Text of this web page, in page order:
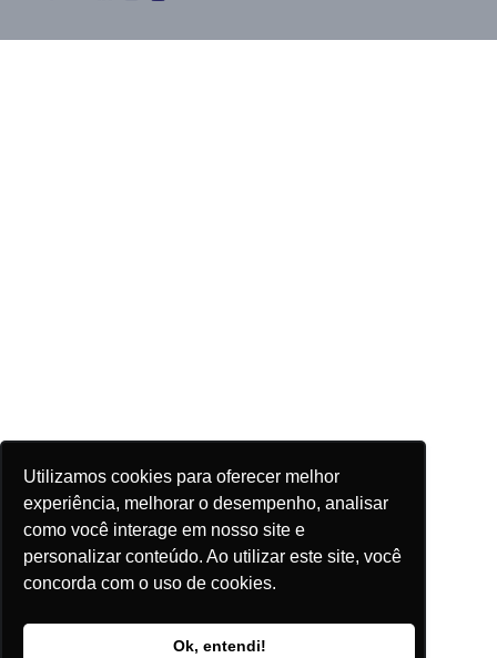
Utilizamos cookies para oferecer melhor
experiência, melhorar o desempenho, analisar
como você interage em nosso site e
personalizar conteúdo. Ao utilizar este site, você
concorda com o uso de cookies.
Ok, entendi!